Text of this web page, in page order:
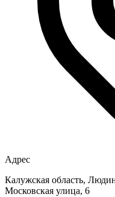
Адрес
Калужская область,
Московская улица, 6